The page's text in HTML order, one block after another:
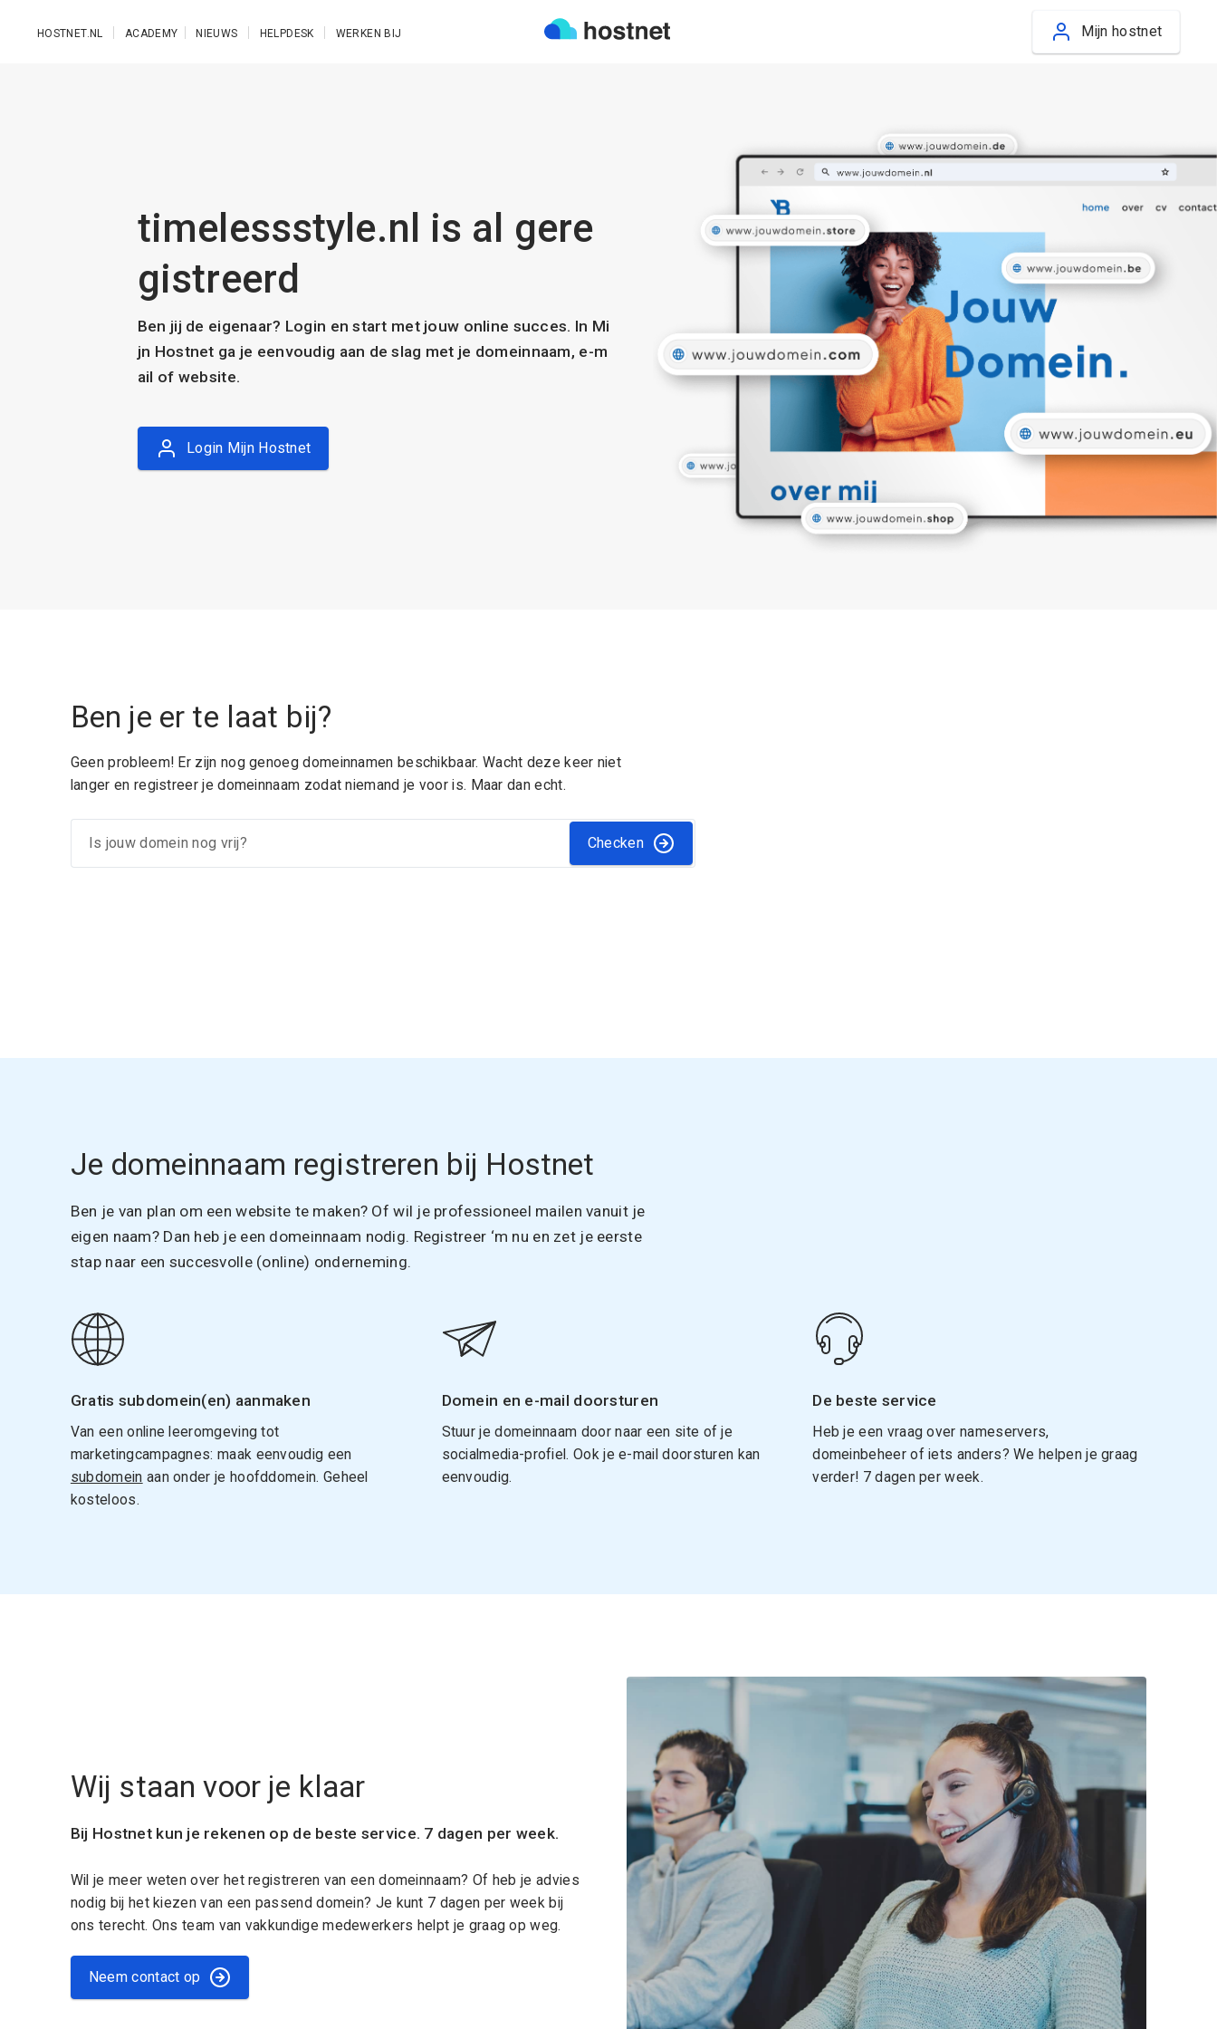
HOSTNET.NL ACADEMY NIEUWS HELPDESK WERKEN BIJ Mijn hostnet
timelessstyle.nl is al gere
gistreerd
Ben jij de eigenaar? Login en start met jouw online succes. In Mi
jn Hostnet ga je eenvoudig aan de slag met je domeinnaam, e-m
ail of website.
Login Mijn Hostnet
Ben je er te laat bij?
Geen probleem! Er zijn nog genoeg domeinnamen beschikbaar. Wacht deze keer niet
langer en registreer je domeinnaam zodat niemand je voor is. Maar dan echt.
Checken
Je domeinnaam registreren bij Hostnet
Ben je van plan om een website te maken? Of wil je professioneel mailen vanuit je
eigen naam? Dan heb je een domeinnaam nodig. Registreer ‘m nu en zet je eerste
stap naar een succesvolle (online) onderneming.
Gratis subdomein(en) aanmaken
Van een online leeromgeving tot
marketingcampagnes: maak eenvoudig een
subdomein aan onder je hoofddomein. Geheel
kosteloos.
Domein en e-mail doorsturen
Stuur je domeinnaam door naar een site of je
socialmedia-profiel. Ook je e-mail doorsturen kan
eenvoudig.
De beste service
Heb je een vraag over nameservers,
domeinbeheer of iets anders? We helpen je graag
verder! 7 dagen per week.
Wij staan voor je klaar
Bij Hostnet kun je rekenen op de beste service. 7 dagen per week.
Wil je meer weten over het registreren van een domeinnaam? Of heb je advies
nodig bij het kiezen van een passend domein? Je kunt 7 dagen per week bij
ons terecht. Ons team van vakkundige medewerkers helpt je graag op weg.
Neem contact op